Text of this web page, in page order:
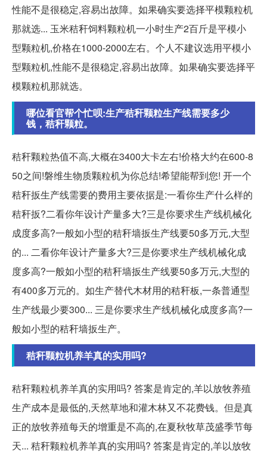
性能不是很稳定,容易出故障。如果确实要选择平模颗粒机
那就选... 玉米秸秆饲料颗粒机一小时生产2百斤是平模小
型颗粒机,价格在1000-2000左右。个人不建议选用平模小
型颗粒机,性能不是很稳定,容易出故障。如果确实要选择平
模颗粒机那就选。
哪位看官帮个忙呗:生产秸秆颗粒生产线需要多少
钱，秸秆颗粒。
秸秆颗粒热值不高,大概在3400大卡左右!价格大约在600-8
50之间!磐维生物质颗粒机为你总结!希望能帮到您! 开一个
秸秆扳生产线需要的费用主要依据是:一看你生产什么样的
秸秆扳?二看你年设计产量多大?三是你要求生产线机械化
成度多高?一般如小型的秸秆墙扳生产线要50多万元,大型
的... 二看你年设计产量多大?三是你要求生产线机械化成
度多高?一般如小型的秸秆墙扳生产线要50多万元,大型的
有400多万元的。如生产替代木材用的秸秆板,一条普通型
生产线最少要300... 三是你要求生产线机械化成度多高?一
般如小型的秸秆墙扳生产。
秸秆颗粒机养羊真的实用吗?
秸秆颗粒机养羊真的实用吗? 答案是肯定的,羊以放牧养殖
生产成本是最低的,天然草地和灌木林又不花费钱。但是真
正的放牧养殖每天的增重是不高的,在夏秋牧草茂盛季节每
天... 秸秆颗粒机养羊真的实用吗? 答案是肯定的,羊以放牧